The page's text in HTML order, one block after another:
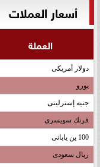
أسعار العملات
العملة
دولار أمريكى
يورو
جنيه إسترلينى
فرنك سويسرى
100 ين يابانى
ريال سعودى